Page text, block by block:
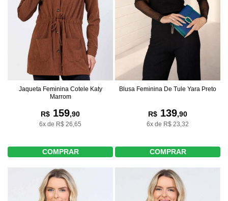
Jaqueta Feminina Cotele Katy
Marrom
R$ 159,90
6x de R$ 26,65
COMPRAR
Blusa Feminina De Tule Yara Preto
R$ 139,90
6x de R$ 23,32
COMPRAR